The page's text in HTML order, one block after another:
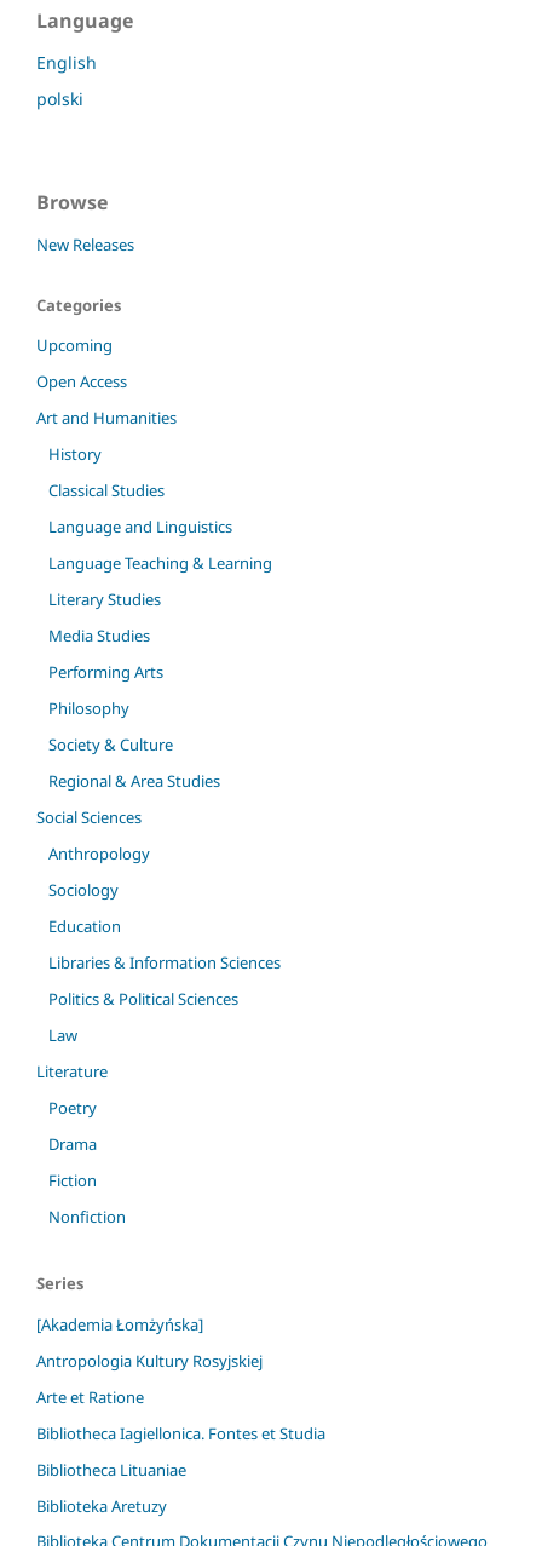
Language
English
polski
Browse
New Releases
Categories
Upcoming
Open Access
Art and Humanities
History
Classical Studies
Language and Linguistics
Language Teaching & Learning
Literary Studies
Media Studies
Performing Arts
Philosophy
Society & Culture
Regional & Area Studies
Social Sciences
Anthropology
Sociology
Education
Libraries & Information Sciences
Politics & Political Sciences
Law
Literature
Poetry
Drama
Fiction
Nonfiction
Series
[Akademia Łomżyńska]
Antropologia Kultury Rosyjskiej
Arte et Ratione
Bibliotheca Iagiellonica. Fontes et Studia
Bibliotheca Lituaniae
Biblioteka Aretuzy